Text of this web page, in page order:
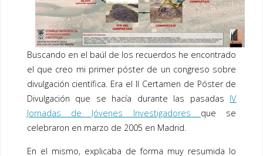
Buscando en el baúl de los recuerdos he encontrado
el que creo mi primer póster de un congreso sobre
divulgación científica. Era el II Certamen de Póster de
Divulgación que se hacía durante las pasadas IV
Jornadas de Jóvenes Investigadores que se
celebraron en marzo de 2005 en Madrid.
En el mismo, explicaba de forma muy resumida lo